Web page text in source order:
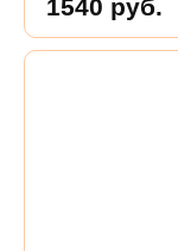
1540 руб.